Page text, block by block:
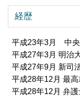
経歴
平成23年3月 中央
平成27年3月 明治
平成27年9月 新司
平成28年12月 最
平成28年12月 弁